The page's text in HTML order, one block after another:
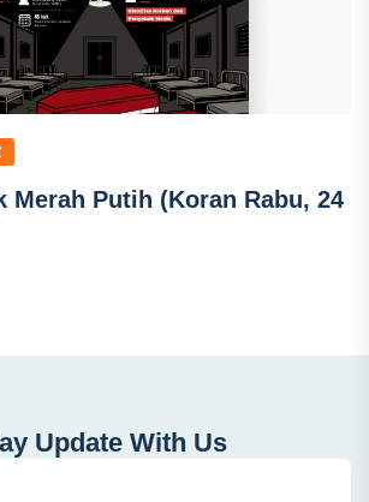
Merah Putih (Koran Rabu, 24
Update With Us